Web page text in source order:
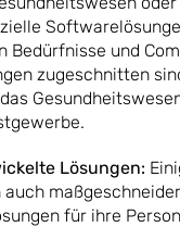
Bedürfnisse und
zugeschnitten
Lösungen:
für ihre